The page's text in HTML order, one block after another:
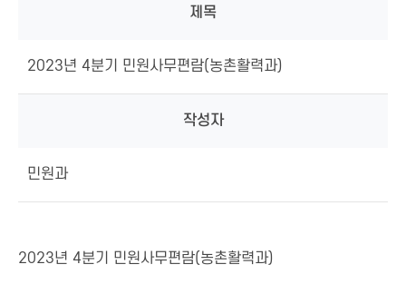
제목
2023년 4분기 민원사무편람(농촌활력과)
작성자
민원과
2023년 4분기 민원사무편람(농촌활력과)